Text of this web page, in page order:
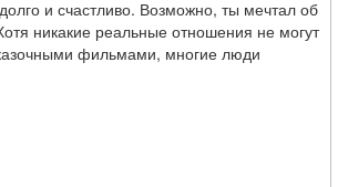
никакие реальные отношения не могут
фильмами, многие люди